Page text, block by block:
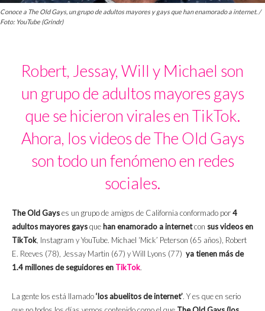
Conoce a The Old Gays, un grupo de adultos mayores y gays que han enamorado a internet. /
Foto: YouTube (Grindr)
Robert, Jessay, Will y Michael son
un grupo de adultos mayores gays
que se hicieron virales en TikTok.
Ahora, los videos de The Old Gays
son todo un fenómeno en redes
sociales.
The Old Gayses un grupo de amigos de California conformado por4
adultos mayores gaysque han enamorado a internetcon sus videos en
TikTok, Instagram y YouTube. Michael ‘Mick’ Peterson (65 años), Robert
E. Reeves (78), Jessay Martin (67) y Will Lyons (77) ya tienen más de
1.4 millones de seguidores en TikTok.
La gente los está llamado‘los abuelitos de internet’. Y es que en serio